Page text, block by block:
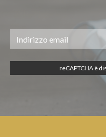
reCAPTCHA è